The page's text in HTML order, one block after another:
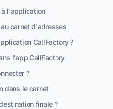
à l'application
carnet d'adresses
CallFactory ?
l'app CallFactory
?
dans le carnet
finale ?